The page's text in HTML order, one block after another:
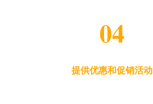
04
提供优惠和促销活动